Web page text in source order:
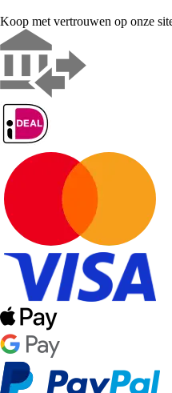
Koop met vertrouwen op onze